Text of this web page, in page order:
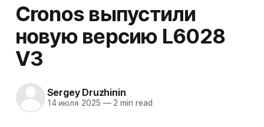
Cronos выпустили
новую версию L6028
V3
Sergey Druzhinin
14 июля 2025 —2 min read